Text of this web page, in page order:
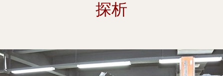
探析